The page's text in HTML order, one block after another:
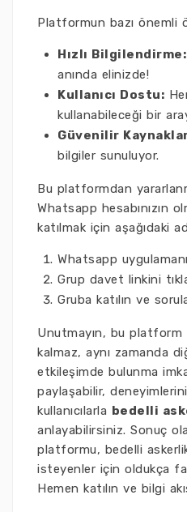
Platformun bazı önemli
Hızlı Bilgilendirme:
anında elinizde!
Kullanıcı Dostu:
kullanabileceği bir
Güvenilir
bilgiler sunuluyor.
Bu platformdan
Whatsapp hesabınızın
katılmak için aşağıdaki
Whatsapp
Grup davet linkini
Gruba katılın ve
Unutmayın, bu platform
kalmaz, aynı zamanda
etkileşimde bulunma
paylaşabilir,
kullanıcılarla bedelli
anlayabilirsiniz. Sonuç
platformu, bedelli
isteyenler için oldukça
Hemen katılın ve bilgi